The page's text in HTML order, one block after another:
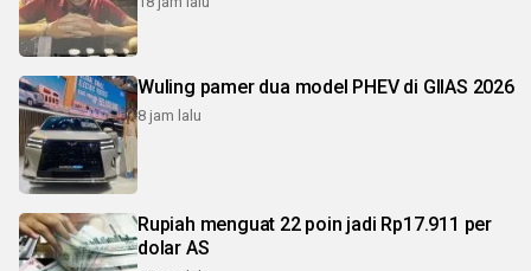
Wuling pamer dua model PHEV di GIIAS 2026
8 jam lalu
Rupiah menguat 22 poin jadi Rp17.911 per
dolar AS